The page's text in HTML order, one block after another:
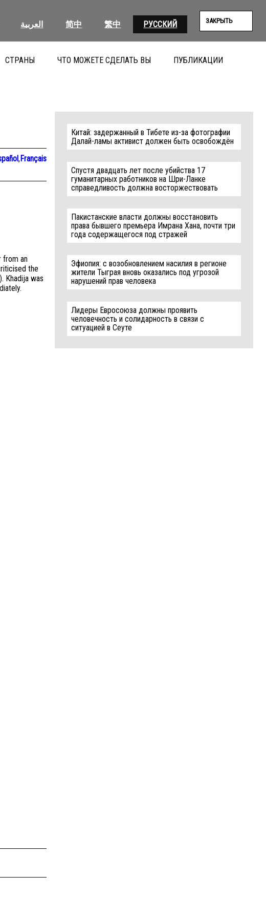
العربية 简中 繁中 РУССКИЙ ЗАКРЫТЬ
СТРАНЫ ЧТО МОЖЕТЕ СДЕЛАТЬ ВЫ ПУБЛИКАЦИИ
,Français
from an
the
Khadija was
Китай: задержанный в Тибете из-за фотографии
Далай-ламы активист должен быть освобождён
Спустя двадцать лет после убийства 17
гуманитарных работников на Шри-Ланке
справедливость должна восторжествовать
Пакистанские власти должны восстановить
права бывшего премьера Имрана Хана, почти три
года содержащегося под стражей
Эфиопия: с возобновлением насилия в регионе
жители Тыграя вновь оказались под угрозой
нарушений прав человека
Лидеры Евросоюза должны проявить
человечность и солидарность в связи с
ситуацией в Сеуте